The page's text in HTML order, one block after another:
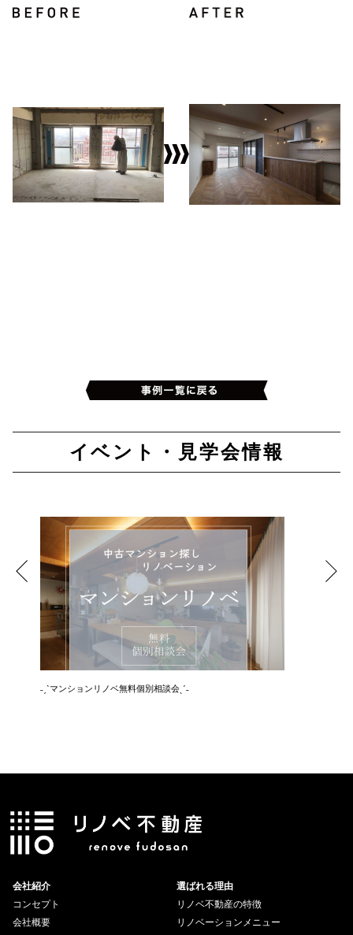
イベント・見学会情報
˗ˏˋマンションリノベ無料個別相談会ˎˊ˗
会社紹介
コンセプト
会社概要
選ばれる理由
リノベ不動産の特徴
リノベーションメニュー